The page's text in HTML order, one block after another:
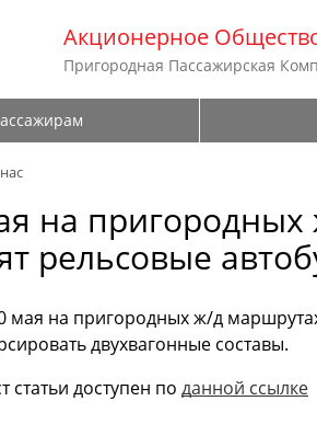
Акционерное
Пригородная Пассажирская
на
рельсовые
мая на пригородных ж/д
двухвагонные составы.
статьи доступен по данной ссылке